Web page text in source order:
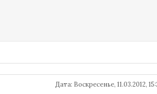
Дата: Воскресенье, 11.03.2012,